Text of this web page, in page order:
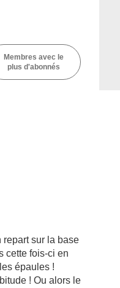
Membres avec le
plus d'abonnés
sur la base
cette fois-ci en
épaules !
! Ou alors le